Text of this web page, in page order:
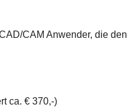
CAM Anwender, die den
ca. € 370,-)